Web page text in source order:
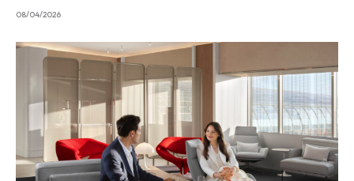
08/04/2026